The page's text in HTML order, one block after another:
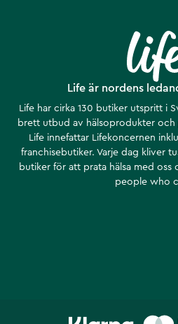
Life är nordens
Life har cirka 130 butiker utspritt i
brett utbud av hälsoprodukter och
Life innefattar Lifekoncernen
franchisebutiker. Varje dag kliver
butiker för att prata hälsa med oss
people who